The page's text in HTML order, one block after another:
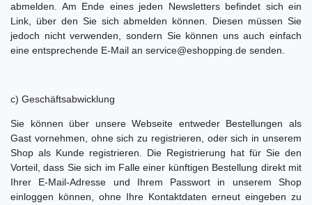
abmelden. Am Ende eines jeden Newsletters befindet sich ein
Link, über den Sie sich abmelden können. Diesen müssen Sie
jedoch nicht verwenden, sondern Sie können uns auch einfach
eine entsprechende E-Mail an service@eshopping.de senden.
c) Geschäftsabwicklung
Sie können über unsere Webseite entweder Bestellungen als
Gast vornehmen, ohne sich zu registrieren, oder sich in unserem
Shop als Kunde registrieren. Die Registrierung hat für Sie den
Vorteil, dass Sie sich im Falle einer künftigen Bestellung direkt mit
Ihrer E-Mail-Adresse und Ihrem Passwort in unserem Shop
einloggen können, ohne Ihre Kontaktdaten erneut eingeben zu